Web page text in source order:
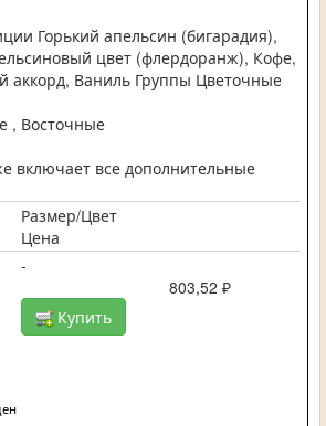
Горький апельсин (бигарадия),
цвет (флердоранж), Кофе,
аккорд, Ваниль Группы Цветочные
, Восточные
включает все дополнительные
Размер/Цвет
Цена
-
803,52 ₽
Купить